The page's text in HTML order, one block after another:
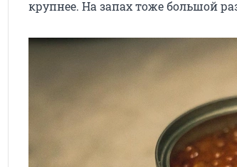
крупнее. На запах тоже большой